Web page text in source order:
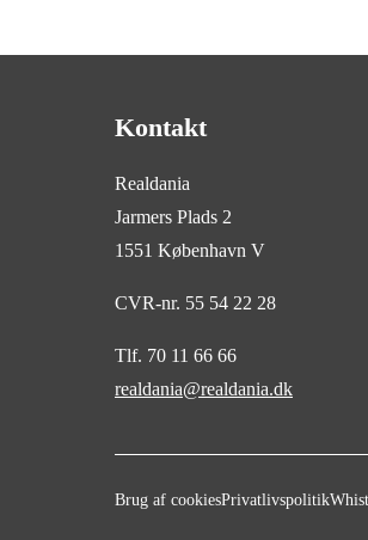
Kontakt
Realdania
Jarmers Plads 2
1551 København V
CVR-nr. 55 54 22 28
Tlf. 70 11 66 66
realdania@realdania.dk
Brug af cookiesPrivatlivspolitik